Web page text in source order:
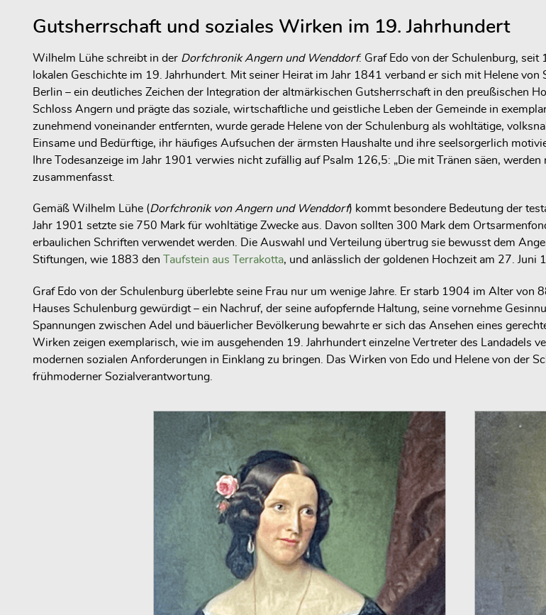
Gutsherrschaft und soziales Wirken im 19. Jahrhundert
Wilhelm Lühe schreibt in der Dorfchronik Angern und Wenddorf: Graf Edo von der Schulenburg,
lokalen Geschichte im 19. Jahrhundert. Mit seiner Heirat im Jahr 1841 verband er sich mit Helene
Berlin – ein deutliches Zeichen der Integration der altmärkischen Gutsherrschaft in den preußischen
Schloss Angern und prägte das soziale, wirtschaftliche und geistliche Leben der Gemeinde in
zunehmend voneinander entfernten, wurde gerade Helene von der Schulenburg als wohltätige,
Einsame und Bedürftige, ihr häufiges Aufsuchen der ärmsten Haushalte und ihre seelsorgerlich
Ihre Todesanzeige im Jahr 1901 verwies nicht zufällig auf Psalm 126,5: „Die mit Tränen säen,
zusammenfasst.
Gemäß Wilhelm Lühe (Dorfchronik von Angern und Wenddorf) kommt besondere Bedeutung der
Jahr 1901 setzte sie 750 Mark für wohltätige Zwecke aus. Davon sollten 300 Mark dem
erbaulichen Schriften verwendet werden. Die Auswahl und Verteilung übertrug sie bewusst dem
Stiftungen, wie 1883 den Taufstein aus Terrakotta, und anlässlich der goldenen Hochzeit am 27.
Graf Edo von der Schulenburg überlebte seine Frau nur um wenige Jahre. Er starb 1904 im Alter von
Hauses Schulenburg gewürdigt – ein Nachruf, der seine aufopfernde Haltung, seine vornehme
Spannungen zwischen Adel und bäuerlicher Bevölkerung bewahrte er sich das Ansehen eines
Wirken zeigen exemplarisch, wie im ausgehenden 19. Jahrhundert einzelne Vertreter des Landadels
modernen sozialen Anforderungen in Einklang zu bringen. Das Wirken von Edo und Helene von der
frühmoderner Sozialverantwortung.